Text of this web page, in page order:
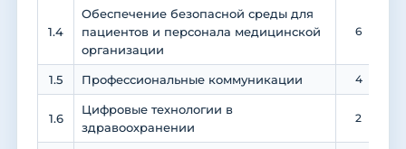
1.4
Обеспечение безопасной среды для
пациентов и персонала медицинской
организации
6
1.5 Профессиональные коммуникации 4
1.6
Цифровые технологии в
здравоохранении
2